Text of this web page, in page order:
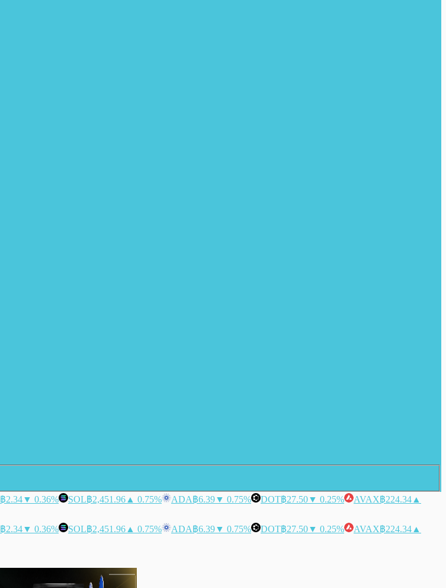
฿2.34▼ 0.36% SOL฿2,451.96 ▲ 0.75% ADA฿6.39▼ 0.75% DOT฿27.50▼ 0.25% AVAX฿224.34 ▲
฿2.34▼ 0.36% SOL฿2,451.96 ▲ 0.75% ADA฿6.39▼ 0.75% DOT฿27.50▼ 0.25% AVAX฿224.34 ▲